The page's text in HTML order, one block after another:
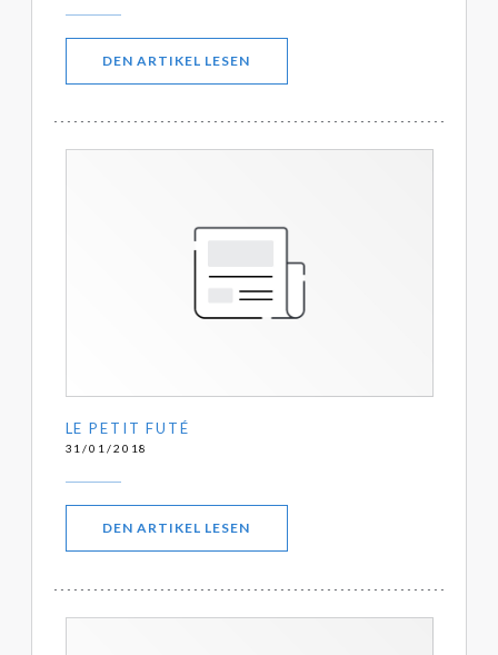
DEN ARTIKEL LESEN
LE PETIT FUTÉ
31/01/2018
DEN ARTIKEL LESEN